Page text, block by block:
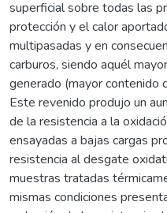
superficial sobre todas las
protección y el calor
multipasadas y en
carburos, siendo aquél
generado (mayor contenido
Este revenido produjo un
de la resistencia a la
ensayadas a bajas cargas
resistencia al desgate
muestras tratadas
mismas condiciones